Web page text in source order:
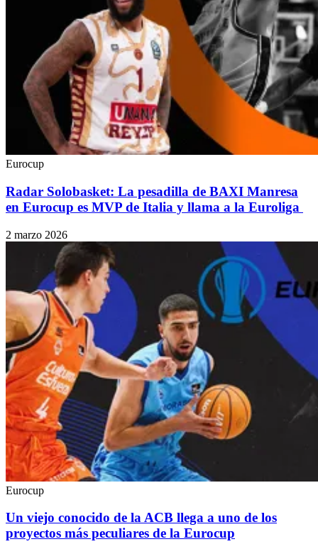
Eurocup
Radar Solobasket: La pesadilla de BAXI Manresa
en Eurocup es MVP de Italia y llama a la Euroliga
2 marzo 2026
Eurocup
Un viejo conocido de la ACB llega a uno de los
proyectos más peculiares de la Eurocup